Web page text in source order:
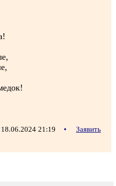
21:19 •
Заявить